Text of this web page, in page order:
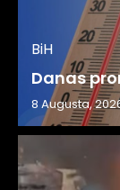
BiH
Danas
8 Augusta,